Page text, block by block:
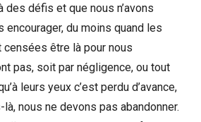
défis et que nous n’avons
encourager, du moins quand les
être là pour nous
pas, soit par négligence, ou tout
leurs yeux c’est perdu d’avance,
nous ne devons pas abandonner.